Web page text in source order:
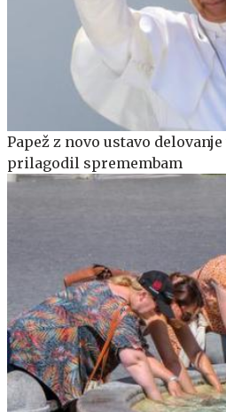
Papež z novo ustavo
prilagodil spremembam